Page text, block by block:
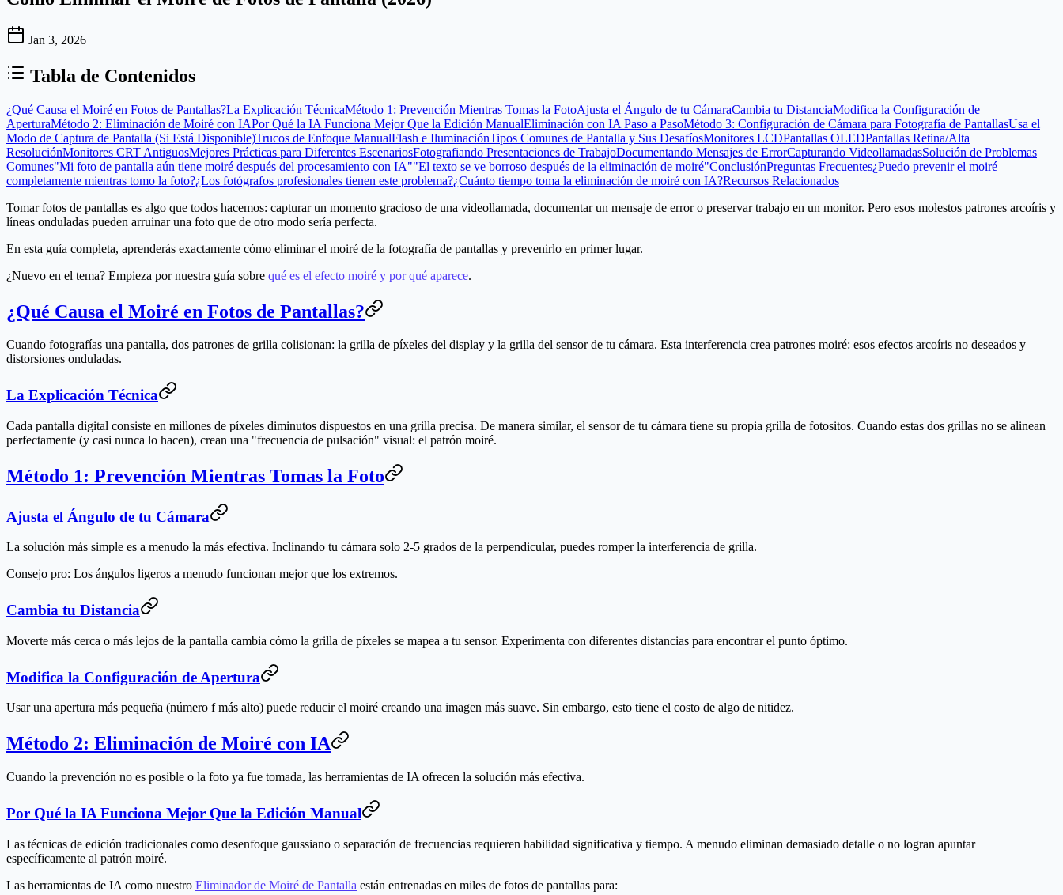
Jan 3, 2026
Tabla de Contenidos
¿Qué Causa el Moiré en Fotos de Pantallas?La Explicación TécnicaMétodo 1: Prevención Mientras Tomas la FotoAjusta el Ángulo de tu CámaraCambia tu DistanciaModifica la Configuración de
AperturaMétodo 2: Eliminación de Moiré con IAPor Qué la IA Funciona Mejor Que la Edición ManualEliminación con IA Paso a PasoMétodo 3: Configuración de Cámara para Fotografía de PantallasUsa el
Modo de Captura de Pantalla (Si Está Disponible)Trucos de Enfoque ManualFlash e IluminaciónTipos Comunes de Pantalla y Sus DesafíosMonitores LCDPantallas OLEDPantallas Retina/Alta
ResoluciónMonitores CRT AntiguosMejores Prácticas para Diferentes EscenariosFotografiando Presentaciones de TrabajoDocumentando Mensajes de ErrorCapturando VideollamadasSolución de Problemas
Comunes"Mi foto de pantalla aún tiene moiré después del procesamiento con IA""El texto se ve borroso después de la eliminación de moiré"ConclusiónPreguntas Frecuentes¿Puedo prevenir el moiré
completamente mientras tomo la foto?¿Los fotógrafos profesionales tienen este problema?¿Cuánto tiempo toma la eliminación de moiré con IA?Recursos Relacionados
Tomar fotos de pantallas es algo que todos hacemos: capturar un momento gracioso de una videollamada, documentar un mensaje de error o preservar trabajo en un monitor. Pero esos molestos patrones arcoíris y
líneas onduladas pueden arruinar una foto que de otro modo sería perfecta.
En esta guía completa, aprenderás exactamente cómo eliminar el moiré de la fotografía de pantallas y prevenirlo en primer lugar.
¿Nuevo en el tema? Empieza por nuestra guía sobre qué es el efecto moiré y por qué aparece.
¿Qué Causa el Moiré en Fotos de Pantallas?
Cuando fotografías una pantalla, dos patrones de grilla colisionan: la grilla de píxeles del display y la grilla del sensor de tu cámara. Esta interferencia crea patrones moiré: esos efectos arcoíris no deseados y
distorsiones onduladas.
La Explicación Técnica
Cada pantalla digital consiste en millones de píxeles diminutos dispuestos en una grilla precisa. De manera similar, el sensor de tu cámara tiene su propia grilla de fotositos. Cuando estas dos grillas no se alinean
perfectamente (y casi nunca lo hacen), crean una "frecuencia de pulsación" visual: el patrón moiré.
Método 1: Prevención Mientras Tomas la Foto
Ajusta el Ángulo de tu Cámara
La solución más simple es a menudo la más efectiva. Inclinando tu cámara solo 2-5 grados de la perpendicular, puedes romper la interferencia de grilla.
Consejo pro: Los ángulos ligeros a menudo funcionan mejor que los extremos.
Cambia tu Distancia
Moverte más cerca o más lejos de la pantalla cambia cómo la grilla de píxeles se mapea a tu sensor. Experimenta con diferentes distancias para encontrar el punto óptimo.
Modifica la Configuración de Apertura
Usar una apertura más pequeña (número f más alto) puede reducir el moiré creando una imagen más suave. Sin embargo, esto tiene el costo de algo de nitidez.
Método 2: Eliminación de Moiré con IA
Cuando la prevención no es posible o la foto ya fue tomada, las herramientas de IA ofrecen la solución más efectiva.
Por Qué la IA Funciona Mejor Que la Edición Manual
Las técnicas de edición tradicionales como desenfoque gaussiano o separación de frecuencias requieren habilidad significativa y tiempo. A menudo eliminan demasiado detalle o no logran apuntar
específicamente al patrón moiré.
Las herramientas de IA como nuestro Eliminador de Moiré de Pantalla están entrenadas en miles de fotos de pantallas para: